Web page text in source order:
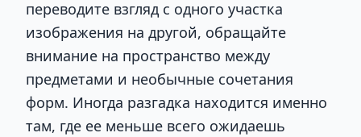
переводите взгляд с одного участка
изображения на другой, обращайте
внимание на пространство между
предметами и необычные сочетания
форм. Иногда разгадка находится именно
там, где ее меньше всего ожидаешь